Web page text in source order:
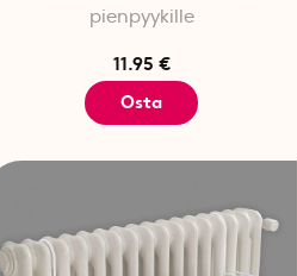
pienpyykille
11.95 €
Osta